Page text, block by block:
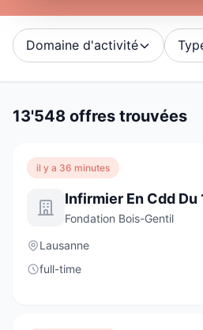
Domaine d'activité
13'548 offres trouvées
il y a 36 minutes
Fondation Bois-Gentil
Lausanne
full-time